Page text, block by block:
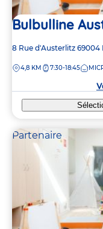
Bulbulline
Adresse
la
8 Rue d'Austerlitz 69004
DISTANCE
4,8 KM 7:30-18:45
Partenaire